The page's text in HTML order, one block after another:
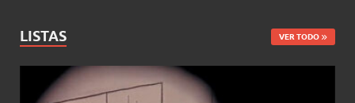
LISTAS VER TODO